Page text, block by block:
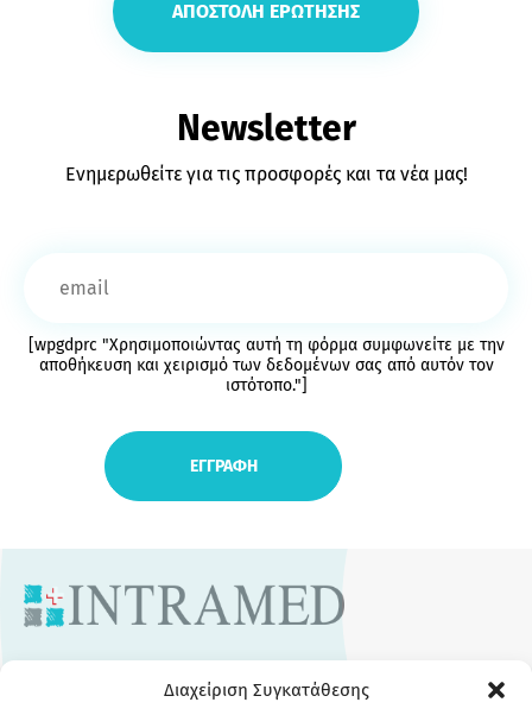
Διαχείριση Συγκατάθεσης
Newsletter
Ενημερωθείτε για τις προσφορές και τα νέα μας!
[wpgdprc "Χρησιμοποιώντας αυτή τη φόρμα συμφωνείτε με την
αποθήκευση και χειρισμό των δεδομένων σας από αυτόν τον
ιστότοπο."]